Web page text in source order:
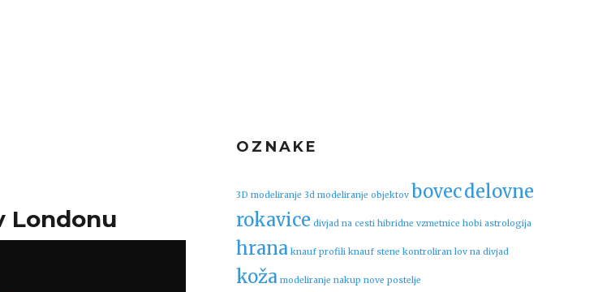
Londonu
OZNAKE
3D modeliranje 3d modeliranje objektov bovecdelovne
rokavice divjad na cesti hibridne vzmetnice hobi astrologija
hrana knauf profili knauf stene kontroliran lov na divjad
koža modeliranje nakup nove postelje